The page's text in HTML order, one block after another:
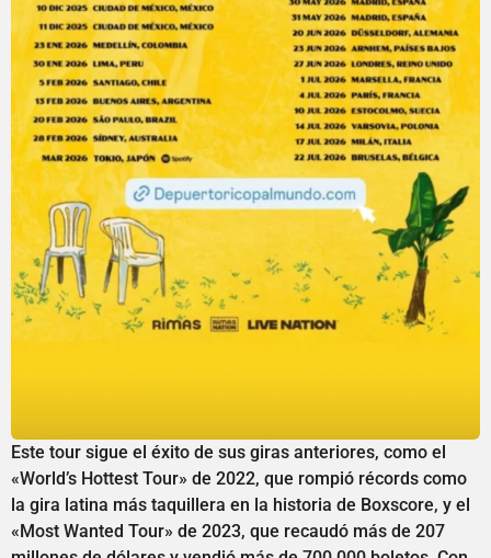
Este tour sigue el éxito de sus giras anteriores, como el
«World’s Hottest Tour» de 2022, que rompió récords como
la gira latina más taquillera en la historia de Boxscore, y el
«Most Wanted Tour» de 2023, que recaudó más de 207